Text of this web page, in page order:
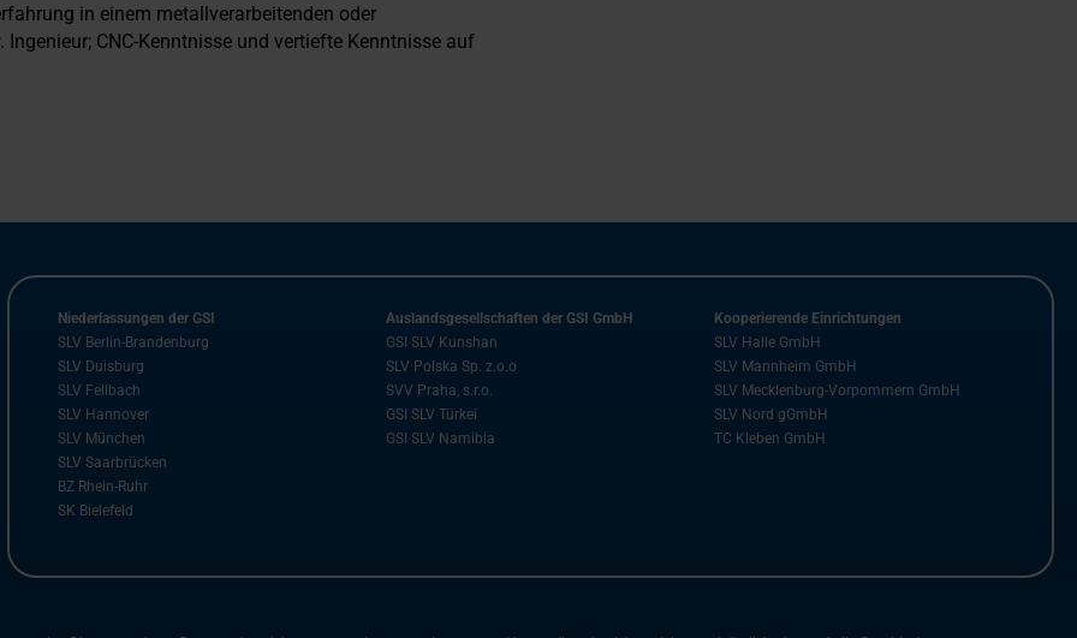
in einem metallverarbeitenden oder
CNC-Kenntnisse und vertiefte Kenntnisse auf
Niederlassungen der GSI
SLV Berlin-Brandenburg
SLV Duisburg
SLV Fellbach
SLV Hannover
SLV München
SLV Saarbrücken
BZ Rhein-Ruhr
SK Bielefeld
Auslandsgesellschaften der GSI GmbH
GSI SLV Kunshan
SLV Polska Sp. z.o.o
SVV Praha, s.r.o.
GSI SLV Türkei
GSI SLV Namibia
Kooperierende Einrichtungen
SLV Halle GmbH
SLV Mannheim GmbH
SLV Mecklenburg-Vorpommern GmbH
SLV Nord gGmbH
TC Kleben GmbH